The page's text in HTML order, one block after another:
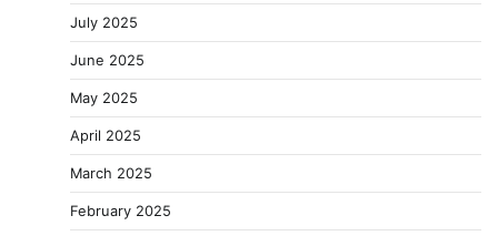
July 2025
June 2025
May 2025
April 2025
March 2025
February 2025